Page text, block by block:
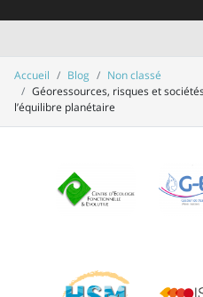
Accueil Blog
Non classé
Géoressources, risques et
l’équilibre planétaire